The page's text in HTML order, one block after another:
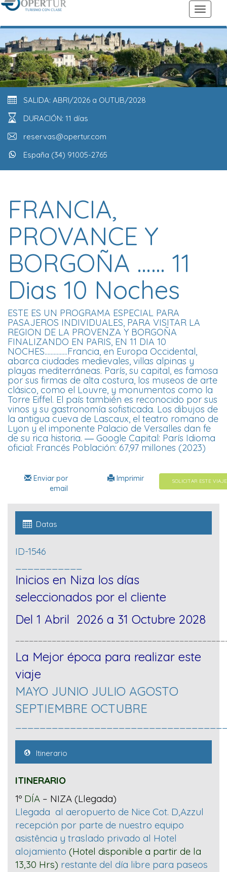
SALIDA: ABRI/2026 a OUTUB/2028
DURACIÓN: 11 días
reservas@opertur.com
España (34) 91005-2765
FRANCIA,
PROVANCE Y
BORGOÑA …… 11
Dias 10 Noches
ESTE ES UN PROGRAMA ESPECIAL PARA
PASAJEROS INDIVIDUALES, PARA VISITAR LA
REGION DE LA PROVENZA Y BORGOÑA
FINALIZANDO EN PARIS, EN 11 DIA 10
NOCHES...............Francia, en Europa Occidental,
abarca ciudades medievales, villas alpinas y
playas mediterráneas. París, su capital, es famosa
por sus firmas de alta costura, los museos de arte
clásico, como el Louvre, y monumentos como la
Torre Eiffel. El país también es reconocido por sus
vinos y su gastronomía sofisticada. Los dibujos de
la antigua cueva de Lascaux, el teatro romano de
Lyon y el imponente Palacio de Versalles dan fe
de su rica historia. ― Google Capital: París Idioma
oficial: Francés Población: 67,97 millones (2023)
SOLICITAR ESTE VIAJE
Imprimir
Enviar por
email
Datas
ID-1546
Inicios en Niza los días
seleccionados por el cliente
Del 1 Abril 2026 a 31 Octubre 2028
La Mejor época para realizar este
viaje
MAYO JUNIO JULIO AGOSTO
SEPTIEMBRE OCTUBRE
Itinerario
ITINERARIO
1º DÍA – NIZA (Llegada)
Llegada al aeropuerto de Nice Cot. D,Azzul
recepción por parte de nuestro equipo
asistência y traslado privado al Hotel
alojamiento (Hotel disponible a partir de la
13,30 Hrs) restante del día libre para paseos